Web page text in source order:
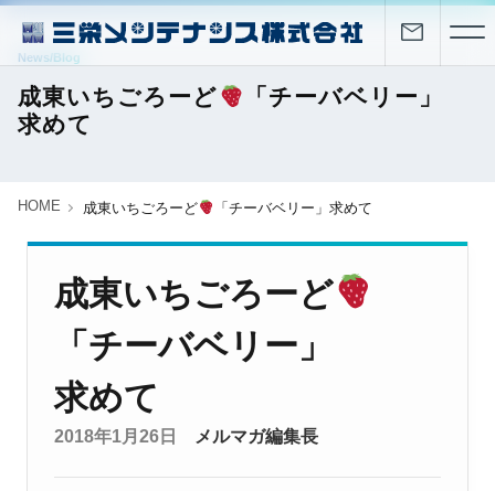
News/Blog
成東いちごろーど
「チーバベリー」
求めて
HOME 成東いちごろーど 「チーバベリー」求めて
成東いちごろーど
「チーバベリー」
求めて
2018年1月26日 メルマガ編集長